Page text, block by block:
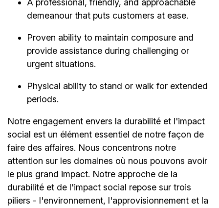
A professional, friendly, and approachable
demeanour that puts customers at ease.
Proven ability to maintain composure and
provide assistance during challenging or
urgent situations.
Physical ability to stand or walk for extended
periods.
Notre engagement envers la durabilité et l'impact
social est un élément essentiel de notre façon de
faire des affaires. Nous concentrons notre
attention sur les domaines où nous pouvons avoir
le plus grand impact. Notre approche de la
durabilité et de l'impact social repose sur trois
piliers - l'environnement, l'approvisionnement et la